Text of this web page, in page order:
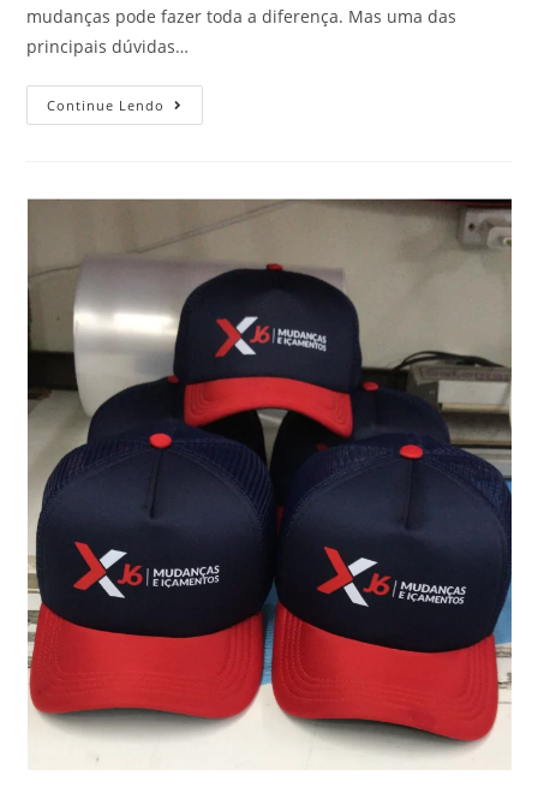
mudanças pode fazer toda a diferença. Mas uma das
principais dúvidas…
Continue Lendo